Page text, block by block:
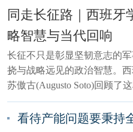
同走长征路｜西班牙
略智慧与当代回响
长征不只是彰显坚韧意志的
挠与战略远见的政治智慧。
苏傲古(Augusto Soto)回顾了
看待产能问题要秉持